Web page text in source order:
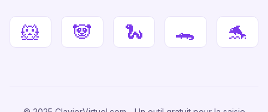
🐹 🐼 🐍 🐊 🐬